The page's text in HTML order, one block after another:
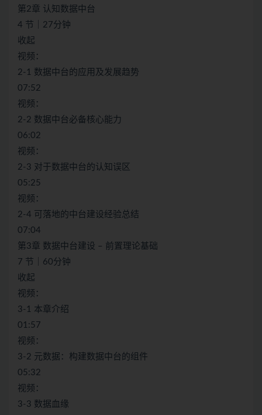
第2章 认知数据中台
4 节｜27分钟
收起
视频：
2-1 数据中台的应用及发展趋势
07:52
视频：
2-2 数据中台必备核心能力
06:02
视频：
2-3 对于数据中台的认知误区
05:25
视频：
2-4 可落地的中台建设经验总结
07:04
第3章 数据中台建设 – 前置理论基础
7 节｜60分钟
收起
视频：
3-1 本章介绍
01:57
视频：
3-2 元数据：构建数据中台的组件
05:32
视频：
3-3 数据血缘